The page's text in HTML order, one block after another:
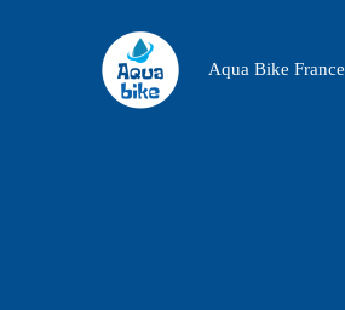
Aqua Bike France